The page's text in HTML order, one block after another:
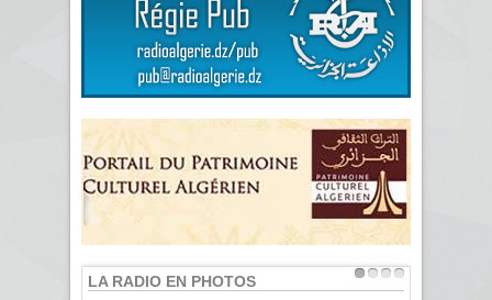
LA RADIO EN PHOTOS